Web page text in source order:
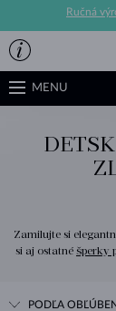
Ručná
MENU
Zamilujte si
si aj ostatné šperky
PODĽA